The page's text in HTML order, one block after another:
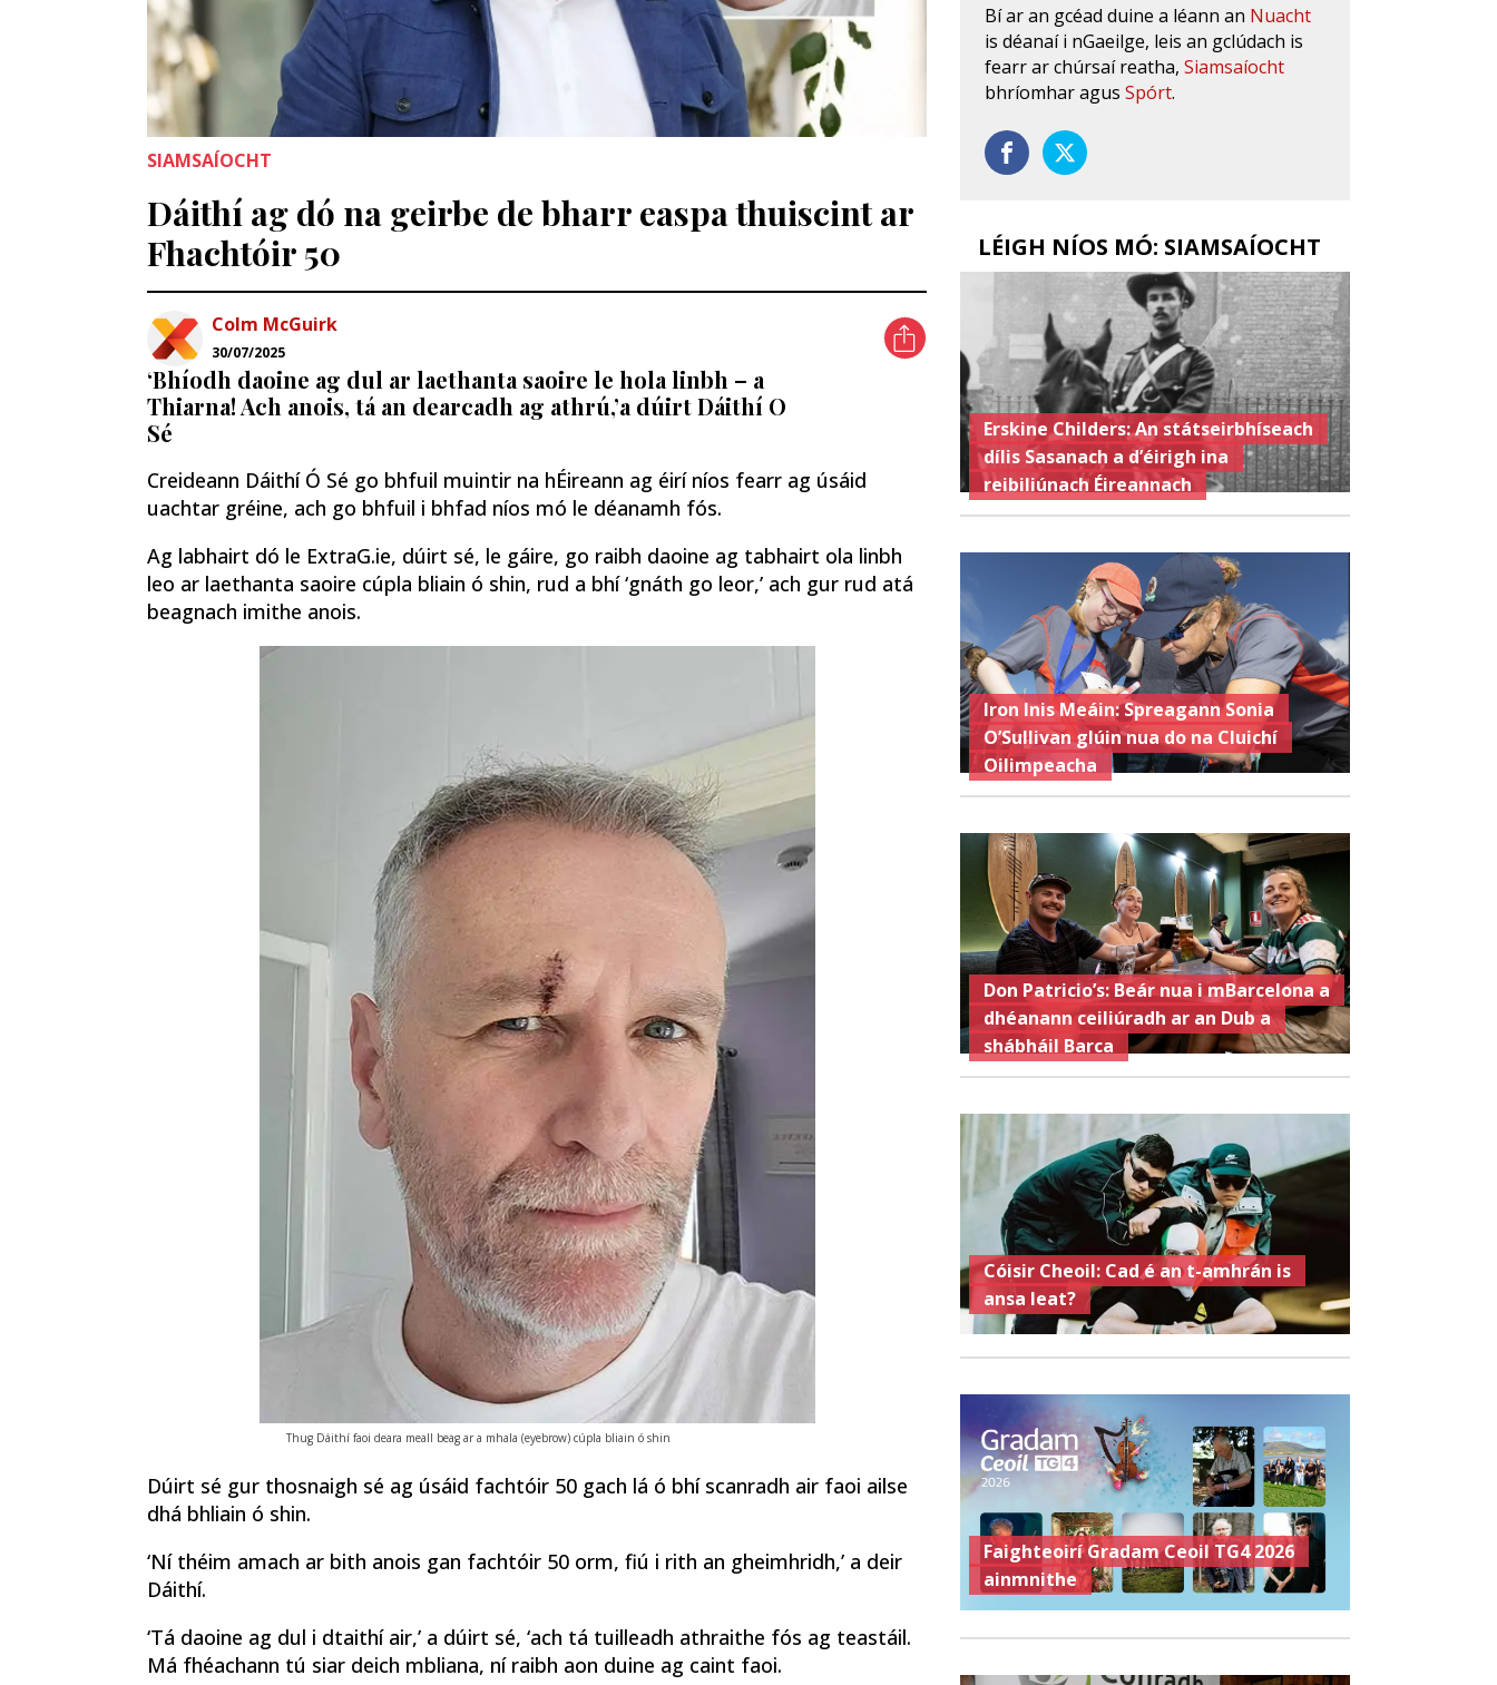
SIAMSAÍOCHT
Dáithí ag dó na geirbe de bharr easpa thuiscint ar
Fhachtóir 50
Colm McGuirk
30/07/2025
‘Bhíodh daoine ag dul ar laethanta saoire le hola linbh – a
Thiarna! Ach anois, tá an dearcadh ag athrú,’a dúirt Dáithí O
Sé
Creideann Dáithí Ó Sé go bhfuil muintir na hÉireann ag éirí níos fearr ag úsáid
uachtar gréine, ach go bhfuil i bhfad níos mó le déanamh fós.
Ag labhairt dó le ExtraG.ie, dúirt sé, le gáire, go raibh daoine ag tabhairt ola linbh
leo ar laethanta saoire cúpla bliain ó shin, rud a bhí ‘gnáth go leor,’ ach gur rud atá
beagnach imithe anois.
Thug Dáithí faoi deara meall beag ar a mhala (eyebrow) cúpla bliain ó shin
Dúirt sé gur thosnaigh sé ag úsáid fachtóir 50 gach lá ó bhí scanradh air faoi ailse
dhá bhliain ó shin.
‘Ní théim amach ar bith anois gan fachtóir 50 orm, fiú i rith an gheimhridh,’ a deir
Dáithí.
‘Tá daoine ag dul i dtaithí air,’ a dúirt sé, ‘ach tá tuilleadh athraithe fós ag teastáil.
Má fhéachann tú siar deich mbliana, ní raibh aon duine ag caint faoi.
Bí ar an gcéad duine a léann an Nuacht
is déanaí i nGaeilge, leis an gclúdach is
fearr ar chúrsaí reatha,Siamsaíocht
bhríomhar agusSpórt.
LÉIGH NÍOS MÓ: SIAMSAÍOCHT
Erskine Childers: An státseirbhíseach
dílis Sasanach a d’éirigh ina
reibiliúnach Éireannach
Iron Inis Meáin: Spreagann Sonia
O’Sullivan glúin nua do na Cluichí
Oilimpeacha
Don Patricio’s: Beár nua i mBarcelona a
dhéanann ceiliúradh ar an Dub a
shábháil Barca
Cóisir Cheoil: Cad é an t-amhrán is
ansa leat?
Faighteoirí Gradam Ceoil TG4 2026
ainmnithe